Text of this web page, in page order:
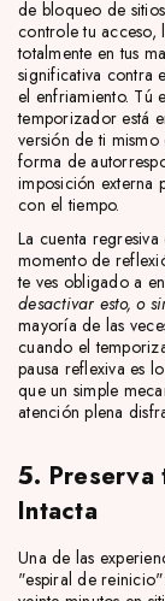
de bloqueo de
controle tu acceso,
totalmente en tus
significativa contra
el enfriamiento. Tú
temporizador está
versión de ti
forma de
imposición externa
con el tiempo.
La cuenta
momento de
te ves obligado a
desactivar esto, o
mayoría de las
cuando el
pausa reflexiva es
que un simple
atención plena
5. Preserva
Intacta
Una de las
"espiral de